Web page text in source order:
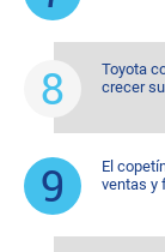
Toyota
crecer
El
ventas y